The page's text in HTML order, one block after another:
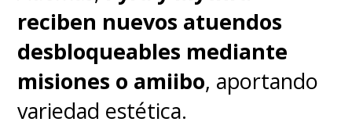
Aun así, cuando el juego te
suelta la mano y deja que la
curiosidad marque el paso,
reciben nuevos atuendos
desbloqueables mediante
misiones o amiibo, aportando
variedad estética.